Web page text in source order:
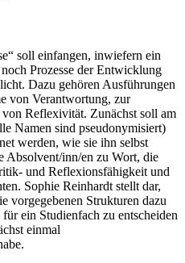
soll einfangen, inwiefern ein
Prozesse der Entwicklung
Dazu gehören Ausführungen
von Verantwortung, zur
Reflexivität. Zunächst soll am
Namen sind pseudonymisiert)
werden, wie sie ihn selbst
Absolvent/inn/en zu Wort, die
und Reflexionsfähigkeit und
Sophie Reinhardt stellt dar,
vorgegebenen Strukturen dazu
ein Studienfach zu entscheiden
einmal